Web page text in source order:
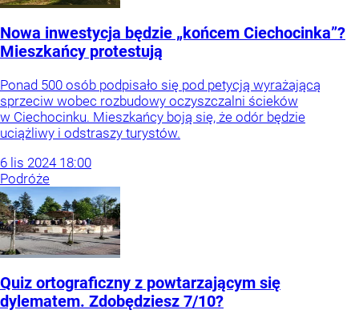
Nowa inwestycja będzie „końcem Ciechocinka”?
Mieszkańcy protestują
Ponad 500 osób podpisało się pod petycją wyrażającą
sprzeciw wobec rozbudowy oczyszczalni ścieków
w Ciechocinku. Mieszkańcy boją się, że odór będzie
uciążliwy i odstraszy turystów.
6 lis 2024 18:00
Podróże
Quiz ortograficzny z powtarzającym się
dylematem. Zdobędziesz 7/10?